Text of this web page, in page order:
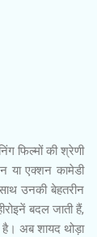
फिल्मों की श्रेणी
या एक्शन कामेडी
उनकी बेहतरीन
बदल जाती हैं,
है। अब शायद थोड़ा